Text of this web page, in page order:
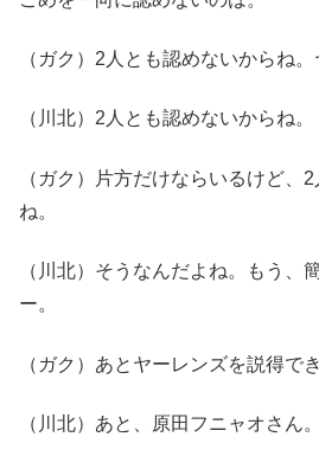
（ガク）2人とも認めないからね。
（川北）2人とも認めないからね。
（ガク）片方だけならいるけど、
ね。
（川北）そうなんだよね。もう、
ー。
（ガク）あとヤーレンズを説得で
（川北）あと、原田フニャオさん。